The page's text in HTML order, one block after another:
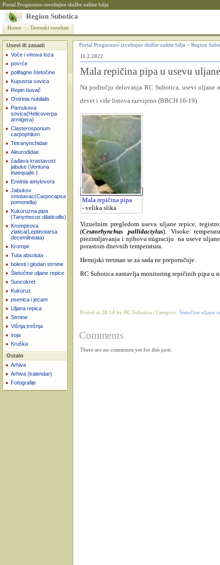
Portal Prognozno-izveštajne službe zaštite bilja
Region Subotica
Home Terenski rezultati
Usevi ili zasadi
Voće i vinova loza
povrće
polifagne štetočine
Kupusna sovica
Repin buvač
Ostrinia nubilalis
Pamukova
sovica(Helicoverpa
armigera)
Clasterosporium
carpophilum
Tetranynchidae
Aleurodidae
čađava krastavost
jabuke (Venturia
inaequalis )
Erwinia amylovora
Jabukov
smotavac(Carpocapsa
pomonella)
Kukuruzna pipa
(Tanymecus dilaticollis)
Krompirova
zlatica(Leptinotarsa
decemlineata)
Krompir
Tuta absoluta
bolesti i glodari strnine
Štetočine uljane repice
Suncokret
Kukuruz
psenica i jecam
Uljana repica
Strnine
Višnja,trešnja
soja
Kruška
Ostalo
Arhiva
Arhiva (kalendar)
Fotografije
Portal Prognozno-izveštajne službe zaštite bilja > Region
11.2.2022
Mala repičina pipa u usevu
Na području delovanja RC Subotica, usevi uljane
devet i više listova razvijeno (BBCH 16-19).
Mala repičina pipa
- velika slika
Vizuelnim pregledom useva uljane repice,
(Ceutorhynchus pallidactylus). Visoke
prezimljavanja i njihovu migraciju
na useve
porastom dnevnih temperatura.
Hemijski tretman se za sada ne preporučuje.
RC Subotica nastavlja monitoring repičinih pipa u
Posted at 20:14 by RC Subotica | Category: Štetočine uljane
Comments
There are no comments yet for this post.